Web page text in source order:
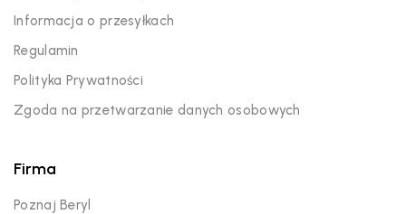
Informacja o przesyłkach
Regulamin
Polityka Prywatności
Zgoda na przetwarzanie danych osobowych
Firma
Poznaj Beryl